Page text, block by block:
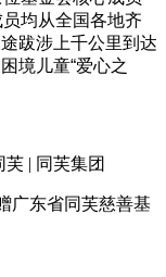
均从全国各地齐
跋涉上千公里到达
境儿童“爱心之
广东省同芙慈善基